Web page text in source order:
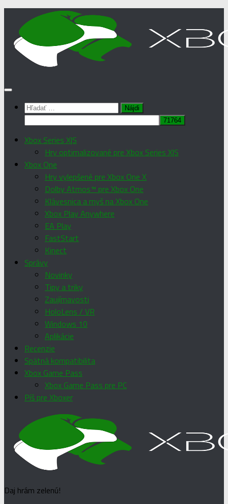
Preskočiť
obsah
Hľadať:
Xbox Series X|S
Hry optimalizované pre Xbox Series X|S
Xbox One
Hry vylepšené pre Xbox One X
Dolby Atmos™ pre Xbox One
Klávesnica a myš na Xbox One
Xbox Play Anywhere
EA Play
FastStart
Kinect
Správy
Novinky
Tipy a triky
Zaujímavosti
HoloLens / VR
Windows 10
Aplikácie
Recenzie
Spätná kompatibilita
Xbox Game Pass
Xbox Game Pass pre PC
Píš pre Xboxer
Daj hrám zelenú!